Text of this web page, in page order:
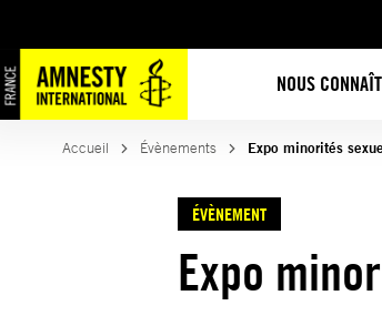
NOUS
Accueil Évènements Expo minorités
ÉVÈNEMENT
Expo